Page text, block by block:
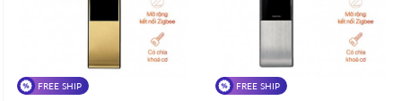
FREE SHIP FREE SHIP